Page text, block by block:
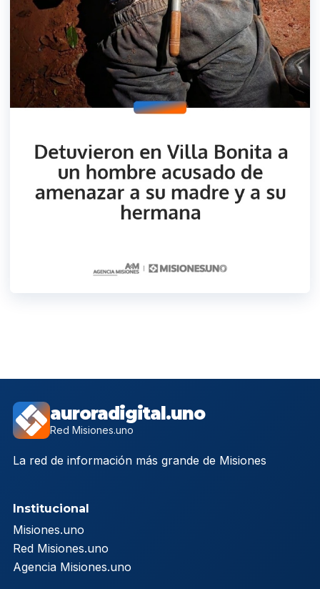
auroradigital.uno
Red Misiones.uno
La red de información más grande de Misiones
Institucional
Misiones.uno
Red Misiones.uno
Agencia Misiones.uno